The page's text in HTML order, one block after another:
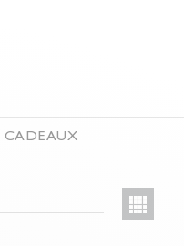
CADEAUX